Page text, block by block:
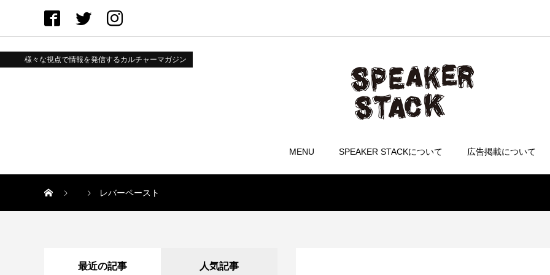
様々な視点で情報を発信するカルチャーマガジン
MENU SPEAKER STACKについて 広告掲載について
レバーペースト
最近の記事 人気記事